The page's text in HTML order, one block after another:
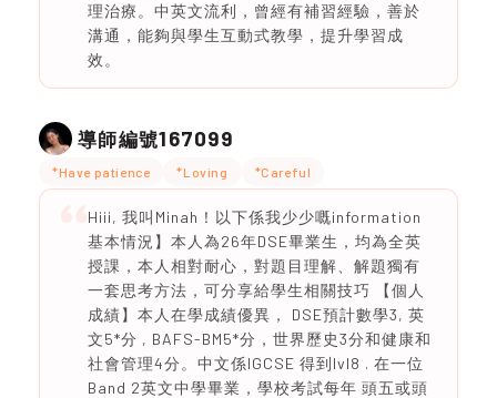
理治療。中英文流利，曾經有補習經驗，善於
溝通，能夠與學生互動式教學，提升學習成
效。
導師編號167099
*Have patience *Loving *Careful
Hiii, 我叫Minah！以下係我少少嘅information
基本情況】本人為26年DSE畢業生，均為全英
授課，本人相對耐心，對題目理解、解題獨有
一套思考方法，可分享給學生相關技巧 【個人
成績】本人在學成績優異， DSE預計數學3, 英
文5*分 , BAFS-BM5*分，世界歷史3分和健康和
社會管理4分。中文係IGCSE 得到lvl8 . 在一位
Band 2英文中學畢業，學校考試每年 頭五或頭